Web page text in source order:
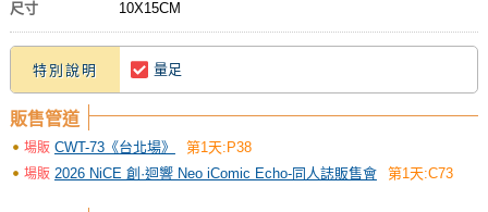
尺寸 10X15CM
特別說明 量足
販售管道
場販 CWT-73《台北場》 第1天:P38
場販 2026 NiCE 創·迴響 Neo iComic Echo-同人誌販售會 第1天:C73